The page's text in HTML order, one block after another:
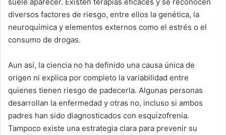
diversos factores de riesgo, entre ellos la genética, la
neuroquímica y elementos externos como el estrés o el
consumo de drogas.
Aun así, la ciencia no ha definido una causa única de
origen ni explica por completo la variabilidad entre
quienes tienen riesgo de padecerla. Algunas personas
desarrollan la enfermedad y otras no, incluso si ambos
padres han sido diagnosticados con esquizofrenia.
Tampoco existe una estrategia clara para prevenir su